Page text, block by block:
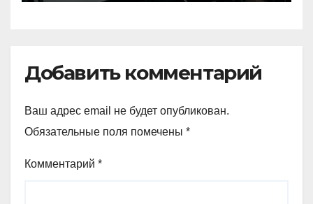
Добавить комментарий
Ваш адрес email не будет опубликован.
Обязательные поля помечены *
Комментарий *